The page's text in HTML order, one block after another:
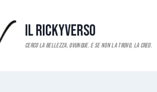
Il RickyVerso